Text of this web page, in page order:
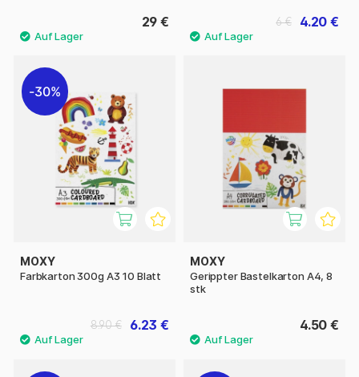
29 € 4.20 €
6 €
30%
MOXY
Farbkarton 300g A3 10 Blatt
6.23 €
8.90 €
MOXY
Gerippter Bastelkarton A4, 8
stk
4.50 €